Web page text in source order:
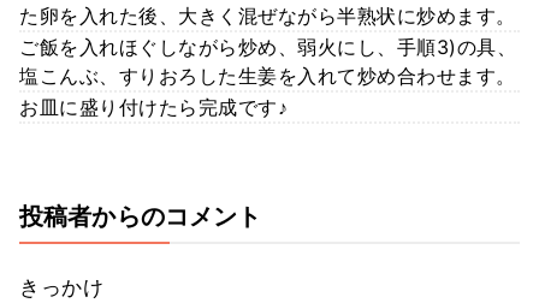
た卵を入れた後、大きく混ぜながら半熟状に炒めます。
ご飯を入れほぐしながら炒め、弱火にし、手順3)の具、
塩こんぶ、すりおろした生姜を入れて炒め合わせます。
お皿に盛り付けたら完成です♪
投稿者からのコメント
きっかけ